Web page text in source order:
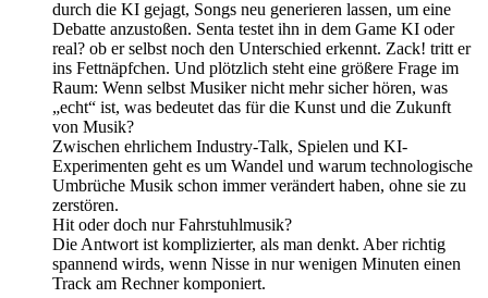
durch die KI gejagt, Songs neu generieren lassen, um eine
Debatte anzustoßen. Senta testet ihn in dem Game KI oder
real? ob er selbst noch den Unterschied erkennt. Zack! tritt er
ins Fettnäpfchen. Und plötzlich steht eine größere Frage im
Raum: Wenn selbst Musiker nicht mehr sicher hören, was
„echt“ ist, was bedeutet das für die Kunst und die Zukunft
von Musik?
Zwischen ehrlichem Industry-Talk, Spielen und KI-
Experimenten geht es um Wandel und warum technologische
Umbrüche Musik schon immer verändert haben, ohne sie zu
zerstören.
Hit oder doch nur Fahrstuhlmusik?
Die Antwort ist komplizierter, als man denkt. Aber richtig
spannend wirds, wenn Nisse in nur wenigen Minuten einen
Track am Rechner komponiert.